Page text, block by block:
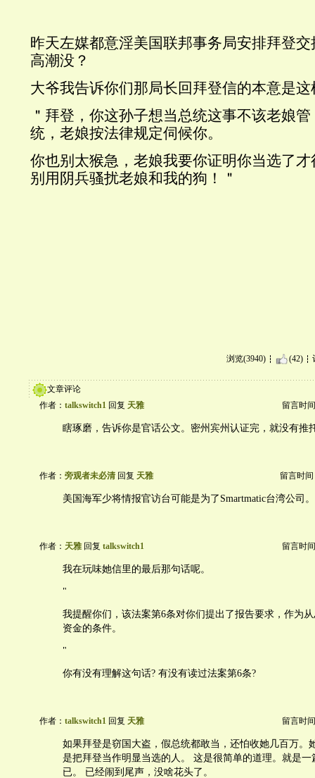
昨天左媒都意淫美国联邦事务局安排拜登
高潮没？
大爷我告诉你们那局长回拜登信的本意是这
＂拜登，你这孙子想当总统这事不该老娘
统，老娘按法律规定伺候你。
你也别太猴急，老娘我要你证明你当选了
别用阴兵骚扰老娘和我的狗！＂
浏览(3940) (42)
文章评论
作者： talkswitch1 回复 天雅 留言时
瞎琢磨，告诉你是官话公文。密州宾州认证完，就没有推
作者： 旁观者未必清 回复 天雅 留言时间
美国海军少将情报官访台可能是为了Smartmatic台湾公司。
作者： 天雅 回复 talkswitch1 留言时
我在玩味她信里的最后那句话呢。
"
我提醒你们，该法案第6条对你们提出了报告要求，作为
资金的条件。
"
你有没有理解这句话? 有没有读过法案第6条?
作者： talkswitch1 回复 天雅 留言时
如果拜登是窃国大盗，假总统都敢当，还怕收她几百万。
是把拜登当作明显当选的人。 这是很简单的道理。就是一
已。 已经闹到尾声，没啥花头了。